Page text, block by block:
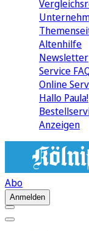
Altenhilfe
Newsletter
Service
Online
Hallo Paula!
Anzeigen
Abo
Anmelden